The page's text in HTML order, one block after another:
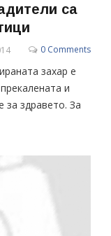
са
0 Comments
захар е
и
за здравето. За